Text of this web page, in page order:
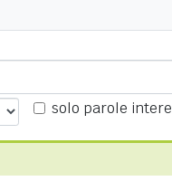
solo parole intere